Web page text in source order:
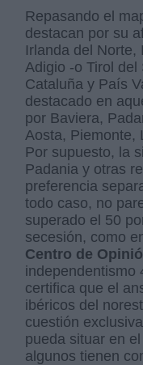
Repasando el
destacan por su
Irlanda del Norte,
Adigio -o Tirol del
Cataluña y País
destacado en
por Baviera,
Aosta, Piemonte,
Por supuesto, la
Padania y otras
preferencia
todo caso, no
superado el 50
secesión, como
Centro de
independentismo
certifica que el
ibéricos del
cuestión
pueda situar en
algunos tienen